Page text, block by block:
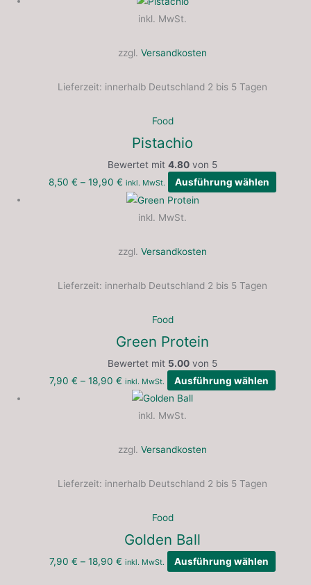
inkl. MwSt.
zzgl. Versandkosten
Lieferzeit: innerhalb Deutschland 2 bis 5 Tagen
Food
Pistachio
Bewertet mit 4.80 von 5
8,50 € – 19,90 € inkl. MwSt. Ausführung wählen
inkl. MwSt.
zzgl. Versandkosten
Lieferzeit: innerhalb Deutschland 2 bis 5 Tagen
Food
Green Protein
Bewertet mit 5.00 von 5
7,90 € – 18,90 € inkl. MwSt. Ausführung wählen
inkl. MwSt.
zzgl. Versandkosten
Lieferzeit: innerhalb Deutschland 2 bis 5 Tagen
Food
Golden Ball
7,90 € – 18,90 € inkl. MwSt. Ausführung wählen